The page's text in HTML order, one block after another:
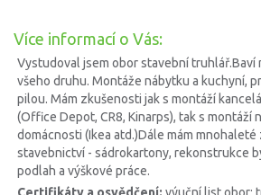
Více informací o Vás:
Vystudoval jsem obor stavební truhlář.Baví
všeho druhu. Montáže nábytku a kuchyní,
pilou. Mám zkušenosti jak s montáží
(Office Depot, CR8, Kinarps), tak s montáží
domácnosti (Ikea atd.)Dále mám
stavebnictví - sádrokartony, rekonstrukce
podlah a výškové práce.
Certifikáty a osvědčení: výuční list obor: